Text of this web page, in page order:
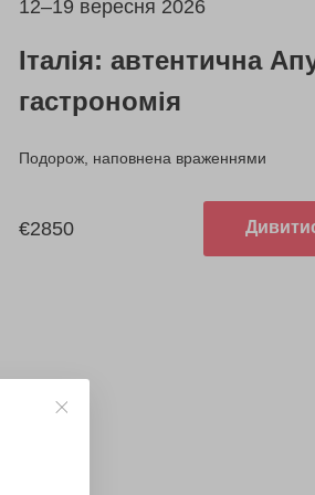
12–19 вересня 2026
Італія: автентична
гастрономія
Подорож, наповнена враженнями
€2850